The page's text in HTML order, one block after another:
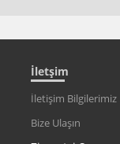
İletşim
İletişim Bilgilerimiz
Bize Ulaşın